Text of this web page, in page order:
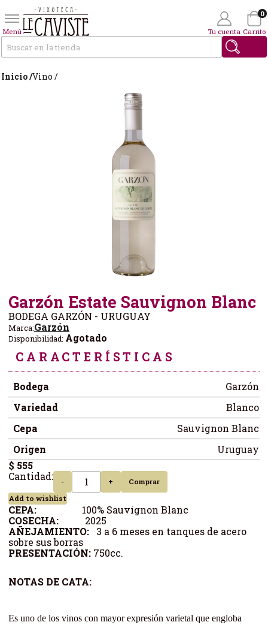
Menú Tu cuenta Carrito
0
Inicio /Vino /
Garzón Estate Sauvignon Blanc
BODEGA GARZÓN - URUGUAY
Marca:Garzón
Disponibilidad: Agotado
CARACTERÍSTICAS
Bodega
Garzón
Variedad
Blanco
Cepa
Sauvignon Blanc
Origen
Uruguay
$ 555
Cantidad:
- +
Comprar
Add to wishlist
CEPA: 100% Sauvignon Blanc
COSECHA: 2025
AÑEJAMIENTO: 3 a 6 meses en tanques de acero
sobre sus borras
PRESENTACIÓN: 750cc.
NOTAS DE CATA:
Es uno de los vinos con mayor expresión varietal que engloba